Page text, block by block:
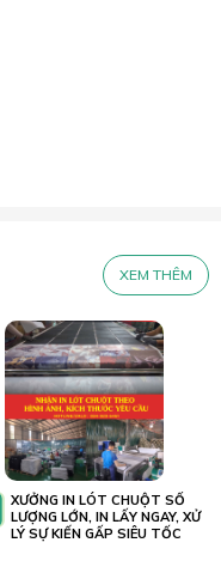
XEM THÊM
XƯỞNG IN LÓT CHUỘT SỐ
LƯỢNG LỚN, IN LẤY NGAY, XỬ
LÝ SỰ KIẾN GẤP SIÊU TỐC